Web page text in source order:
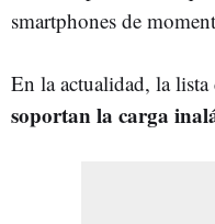
smartphones de
En la actualidad, la
soportan la carga